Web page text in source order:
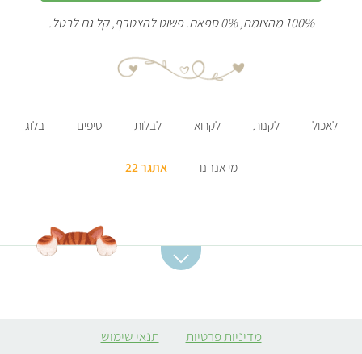
100% מהצומח, 0% ספאם. פשוט להצטרף, קל גם לבטל.
לאכול לקנות לקרוא לבלות טיפים בלוג
מי אנחנו אתגר 22
קובה סלק
מדיניות פרטיות תנאי שימוש